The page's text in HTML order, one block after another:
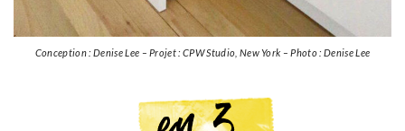
Conception : Denise Lee – Projet : CPW Studio, New York – Photo : Denise Lee